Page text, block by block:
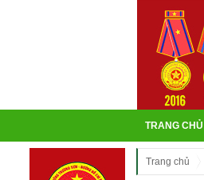
TRANG CHỦ
Trang chủ